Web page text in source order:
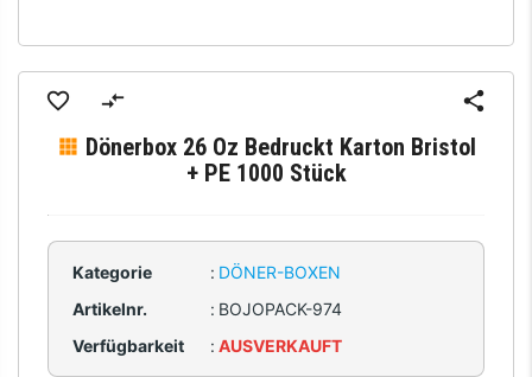
Dönerbox 26 Oz Bedruckt Karton Bristol
+ PE 1000 Stück
Kategorie : DÖNER-BOXEN
Artikelnr.
: BOJOPACK-974
Verfügbarkeit
: AUSVERKAUFT